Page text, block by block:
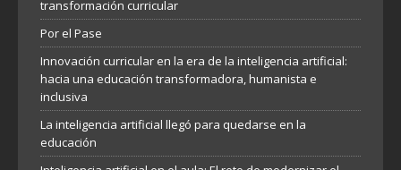
transformación curricular
Por el Pase
Innovación curricular en la era de la inteligencia artificial:
hacia una educación transformadora, humanista e
inclusiva
La inteligencia artificial llegó para quedarse en la
educación